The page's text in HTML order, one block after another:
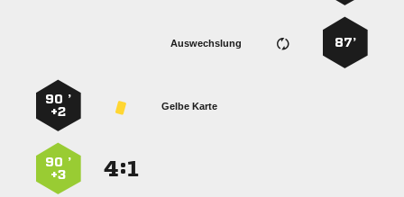
87’
Auswechslung
Gelbe Karte
90 ’
+2
:
90 ’
+3